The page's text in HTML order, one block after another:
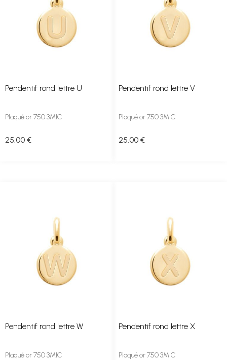
Pendentif rond lettre U
Plaqué or 750 3MIC
25 .00 €
Pendentif rond lettre V
Plaqué or 750 3MIC
25 .00 €
Pendentif rond lettre W
Plaqué or 750 3MIC
Pendentif rond lettre X
Plaqué or 750 3MIC